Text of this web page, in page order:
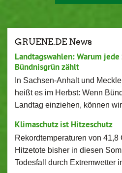
GRUENE.DE News
Landtagswahlen: Warum
Bündnisgrün zählt
In Sachsen-Anhalt und
heißt es im Herbst: Wenn
Landtag einziehen, können
Klimaschutz ist Hitzeschutz
Rekordtemperaturen von 41,8
Hitzetote bisher in diesen
Todesfall durch Extremwetter